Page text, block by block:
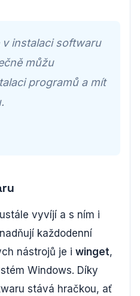
v instalaci softwaru
můžu
programů a mít
vyvíjí a s ním i
každodenní
nástrojů je i winget,
Windows. Díky
stává hračkou, ať